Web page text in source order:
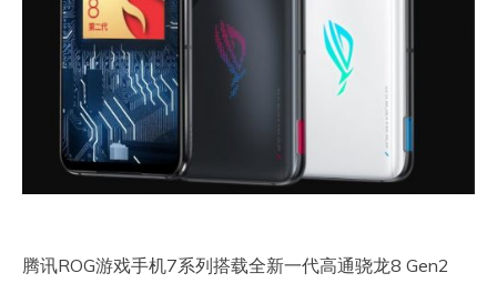
腾讯ROG游戏手机7系列搭载全新一代高通骁龙8 Gen2